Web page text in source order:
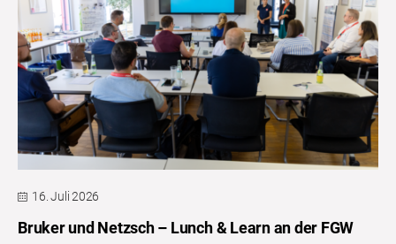
16. Juli 2026
Bruker und Netzsch – Lunch & Learn an der FGW